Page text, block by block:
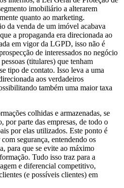
imobiliário a alterarem
quanto ao marketing.
da venda de um imóvel acabava
a propaganda era direcionada ao
em vigor da LGPD, isso não é
de interessados no negócio
(titulares) que tenham
tipo de contato. Isso leva a uma
aos verdadeiros
também uma maior taxa
colhidas e armazenadas, se
por parte das empresas, de todo o
por elas utilizados. Este ponto é
segurança, entendendo os
para que se evite ao máximo
Tudo isso traz para a
e diferencial competitivo,
(e possíveis clientes) em